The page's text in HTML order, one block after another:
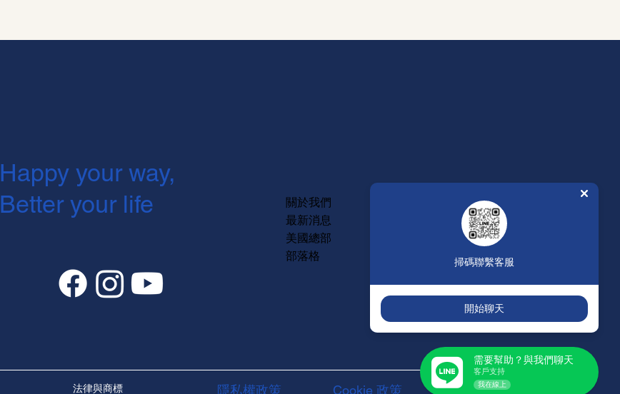
Happy your way,
Better your life
關於我們
最新消息
美國總部
部落格
維修保固
年度型錄
人才招募
法律與商標 隱私權政策 Cookie 政策 服務聲明條款
掃碼聯繫客服
開始聊天
需要幫助？與我們聊天
客戶支持
我在線上